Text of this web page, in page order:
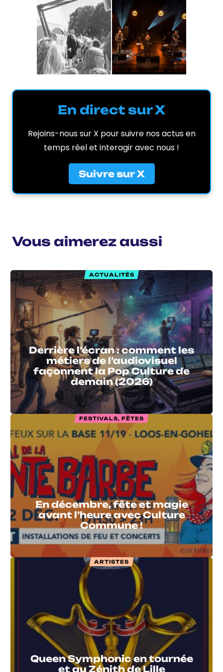
En direct sur X
Rejoins-nous sur X pour suivre nos actus en
temps réel et interagir avec nous !
Suivre sur X
Vous aimerez aussi
ACTUALITÉS
Derrière l’écran : comment les
métiers de l’audiovisuel
façonnent la Pop Culture de
demain (2026)
FESTIVALS, FÊTES
En décembre, fête et magie
avant l’heure avec Culture
Commune !
ARTISTES
Queen Symphonic en tournée
et au Zénith de Lille